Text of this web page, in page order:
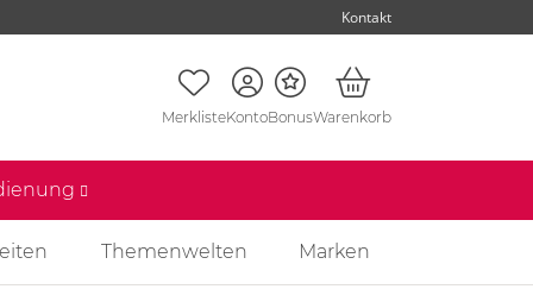
Kontakt
MerklisteKontoBonusWarenkorb
Themenwelten Marken